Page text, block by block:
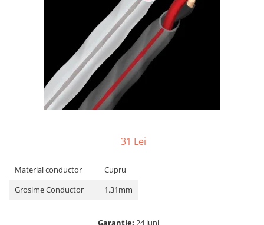
31 Lei
Material conductor
Cupru
Grosime Conductor
1.31mm
Garantie: 24 luni